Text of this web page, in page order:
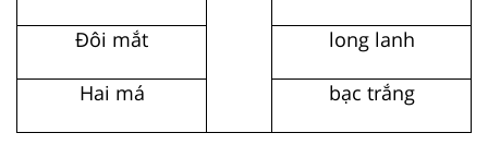
Đôi mắt long lanh
Hai má bạc trắng